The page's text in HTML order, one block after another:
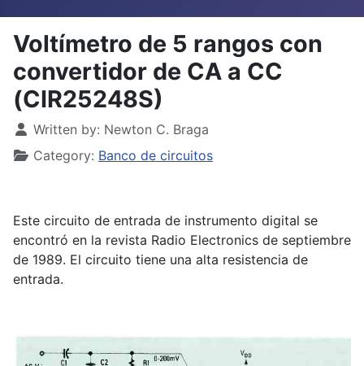
Voltímetro de 5 rangos con
convertidor de CA a CC
(CIR25248S)
Details
Written by: Newton C. Braga
Category: Banco de circuitos
Este circuito de entrada de instrumento digital se
encontró en la revista Radio Electronics de septiembre
de 1989. El circuito tiene una alta resistencia de
entrada.